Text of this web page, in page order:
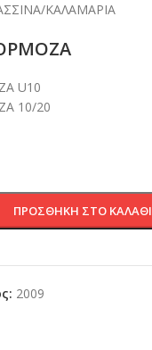
/ΚΑΛΑΜΑΡΙΑ
U10
10/20
ΠΡΟΣΘΉΚΗ ΣΤΟ ΚΑΛΆΘΙ
2009